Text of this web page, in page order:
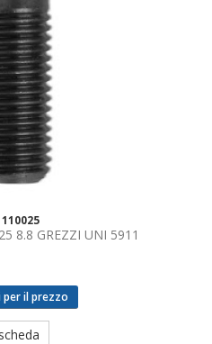
8.8 GREZZI UNI 5911
per il prezzo
scheda